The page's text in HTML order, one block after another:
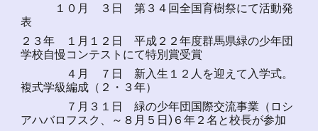
１０月 ３日 第３４回全国育樹祭にて活動発
表
２３年 １月１２日 平成２２年度群馬県緑の少年団
学校自慢コンテストにて特別賞受賞
４月 ７日 新入生１２人を迎えて入学式。
複式学級編成（２・３年）
７月３１日 緑の少年団国際交流事業（ロシ
アハバロフスク、～８月５日)６年２名と校長が参加